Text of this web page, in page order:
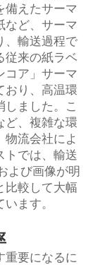
備えたサーマ
など、サーマ
、輸送過程で
従来の紙ラベ
コア」サーマ
おり、高温環
しました。こ
ど、複雑な環
流会社によ
トでは、輸送
よび画像が明
比較して大幅
ます。
重要になるに